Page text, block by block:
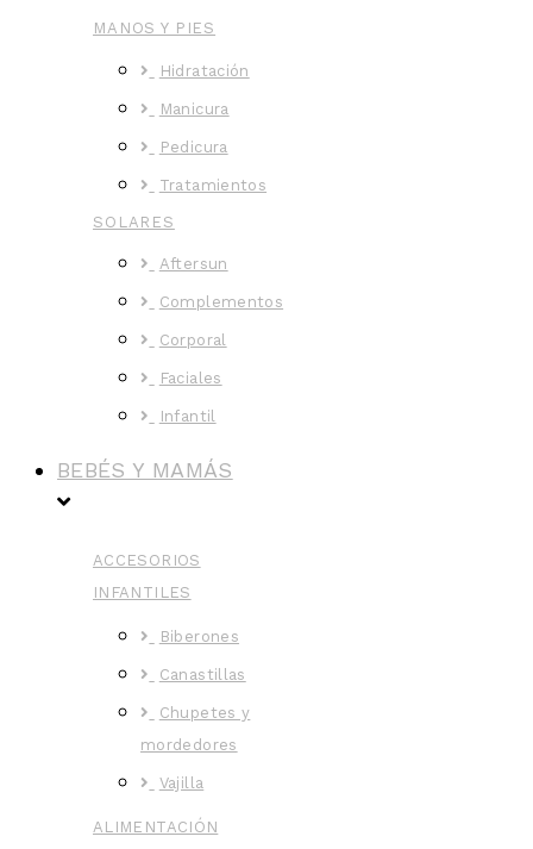
MANOS Y PIES
Hidratación
Manicura
Pedicura
Tratamientos
SOLARES
Aftersun
Complementos
Corporal
Faciales
Infantil
BEBÉS Y MAMÁS
ACCESORIOS
INFANTILES
Biberones
Canastillas
Chupetes y
mordedores
Vajilla
ALIMENTACIÓN